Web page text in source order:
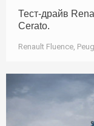
Тест-драйв
Cerato.
Renault Fluence,